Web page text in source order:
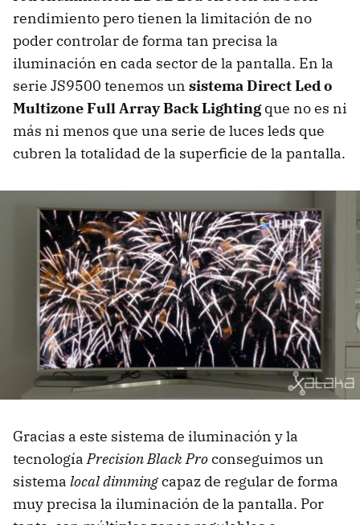
rendimiento pero tienen la limitación de no
poder controlar de forma tan precisa la
iluminación en cada sector de la pantalla. En la
serie JS9500 tenemos un sistema Direct Led o
Multizone Full Array Back Lightingque no es ni
más ni menos que una serie de luces leds que
cubren la totalidad de la superficie de la pantalla.
Gracias a este sistema de iluminación y la
tecnologíaPrecision Black Proconseguimos un
sistema local dimmingcapaz de regular de forma
muy precisa la iluminación de la pantalla. Por